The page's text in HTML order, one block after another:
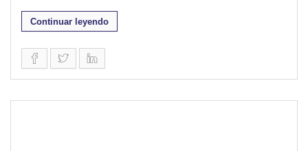
Continuar leyendo